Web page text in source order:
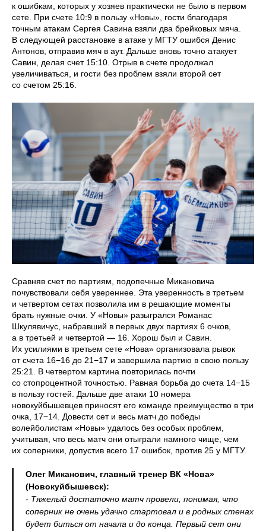
к ошибкам, которых у хозяев практически не было в первом
сете. При счете 10:9 в пользу «Новы», гости благодаря
точным атакам Сергея Савина взяли два брейковых мяча.
В следующей расстановке в атаке у МГТУ ошибся Денис
Антонов, отправив мяч в аут. Дальше вновь точно атакует
Савин, делая счет 15:10. Отрыв в счете продолжал
увеличиваться, и гости без проблем взяли второй сет
со счетом 25:16.
Сравняв счет по партиям, подопечные Микановича
почувствовали себя увереннее. Эта уверенность в третьем
и четвертом сетах позволила им в решающие моменты
брать нужные очки. У «Новы» разыгрался Романас
Шкулявичус, набравший в первых двух партиях 6 очков,
а в третьей и четвертой — 16. Хорош был и Савин.
Их усилиями в третьем сете «Нова» организовала рывок
от счета 16−16 до 21−17 и завершила партию в свою пользу
25:21. В четвертом картина повторилась почти
со стопроцентной точностью. Равная борьба до счета 14−15
в пользу гостей. Дальше две атаки 10 номера
новокуйбышевцев приносят его команде преимущество в три
очка, 17−14. Довести сет и весь матч до победы
волейболистам «Новы» удалось без особых проблем,
учитывая, что весь матч они отыграли намного чище, чем
их соперники, допустив всего 17 ошибок, против 25 у МГТУ.
Олег Миканович, главный тренер ВК «Нова»
(Новокуйбышевск):
- Тяжелый достаточно матч провели, понимая, что
соперник не очень удачно стартовал и в родных стенах
будет биться от начала и до конца. Первый сет они